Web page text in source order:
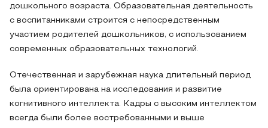
дошкольного возраста. Образовательная деятельность
с воспитанниками строится с непосредственным
участием родителей дошкольников, с использованием
современных образовательных технологий.
Отечественная и зарубежная наука длительный период
была ориентирована на исследования и развитие
когнитивного интеллекта. Кадры с высоким интеллектом
всегда были более востребованными и выше